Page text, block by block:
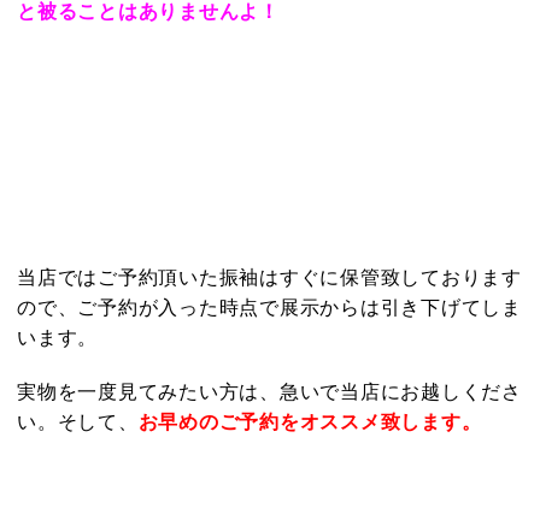
と被ることはありませんよ！
当店ではご予約頂いた振袖はすぐに保管致しております
ので、ご予約が入った時点で展示からは引き下げてしま
います。
実物を一度見てみたい方は、急いで当店にお越しくださ
い。そして、 お早めのご予約をオススメ致します。